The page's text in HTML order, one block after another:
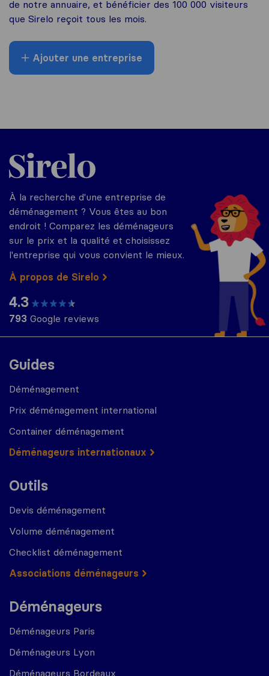
de notre annuaire, et bénéficier des 100 000 visiteurs
que Sirelo reçoit tous les mois.
Ajouter une entreprise
Guides
Déménagement
Prix déménagement international
Container déménagement
Déménageurs internationaux
Outils
Devis déménagement
Volume déménagement
Checklist déménagement
Associations déménageurs
Déménageurs
Déménageurs Paris
Déménageurs Lyon
Déménageurs Bordeaux
Sirelo.fr
À la recherche d'une entreprise de
déménagement ? Vous êtes au bon
endroit ! Comparez les déménageurs
sur le prix et la qualité et choisissez
l'entreprise qui vous convient le mieux.
À propos de Sirelo
4.3
793 Google reviews